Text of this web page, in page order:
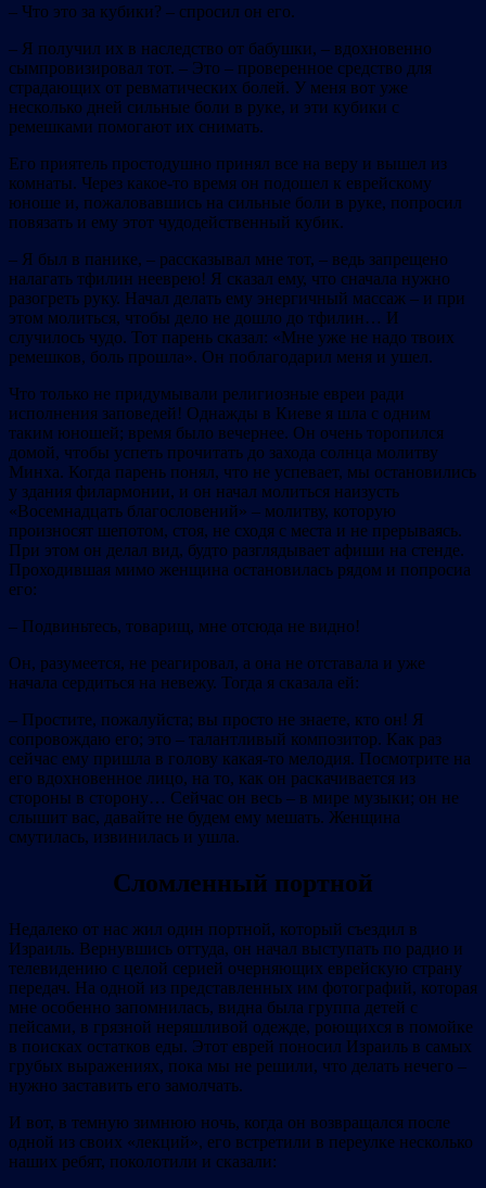
– Что это за кубики? – спросил он его.
– Я получил их в наследство от бабушки, – вдохновенно
сымпровизировал тот. – Это – проверенное средство для
страдающих от ревматических болей. У меня вот уже
несколько дней сильные боли в руке, и эти кубики с
ремешками помогают их снимать.
Его приятель простодушно принял все на веру и вышел из
комнаты. Через какое‐то время он подошел к еврейскому
юноше и, пожаловавшись на сильные боли в руке, попросил
повязать и ему этот чудодейственный кубик.
– Я был в панике, – рассказывал мне тот, – ведь запрещено
налагать тфилин нееврею! Я сказал ему, что сначала нужно
разогреть руку. Начал делать ему энергичный массаж – и при
этом молиться, чтобы дело не дошло до тфилин… И
случилось чудо. Тот парень сказал: «Мне уже не надо твоих
ремешков, боль прошла». Он поблагодарил меня и ушел.
Что только не придумывали религиозные евреи ради
исполнения заповедей! Однажды в Киеве я шла с одним
таким юношей; время было вечернее. Он очень торопился
домой, чтобы успеть прочитать до захода солнца молитву
Минха. Когда парень понял, что не успевает, мы остановились
у здания филармонии, и он начал молиться наизусть
«Восемнадцать благословений» – молитву, которую
произносят шепотом, стоя, не сходя с места и не прерываясь.
При этом он делал вид, будто разглядывает афиши на стенде.
Проходившая мимо женщина остановилась рядом и попросиа
его:
– Подвиньтесь, товарищ, мне отсюда не видно!
Он, разумеется, не реагировал, а она не отставала и уже
начала сердиться на невежу. Тогда я сказала ей:
– Простите, пожалуйста; вы просто не знаете, кто он! Я
сопровождаю его; это – талантливый композитор. Как раз
сейчас ему пришла в голову какая‐то мелодия. Посмотрите на
его вдохновенное лицо, на то, как он раскачивается из
стороны в сторону… Сейчас он весь – в мире музыки; он не
слышит вас, давайте не будем ему мешать. Женщина
смутилась, извинилась и ушла.
Сломленный портной
Недалеко от нас жил один портной, который съездил в
Израиль. Вернувшись оттуда, он начал выступать по радио и
телевидению с целой серией очерняющих еврейскую страну
передач. На одной из представленных им фотографий, которая
мне особенно запомнилась, видна была группа детей с
пейсами, в грязной неряшливой одежде, роющихся в помойке
в поисках остатков еды. Этот еврей поносил Израиль в самых
грубых выражениях, пока мы не решили, что делать нечего –
нужно заставить его замолчать.
И вот, в темную зимнюю ночь, когда он возвращался после
одной из своих «лекций», его встретили в переулке несколько
наших ребят, поколотили и сказали: